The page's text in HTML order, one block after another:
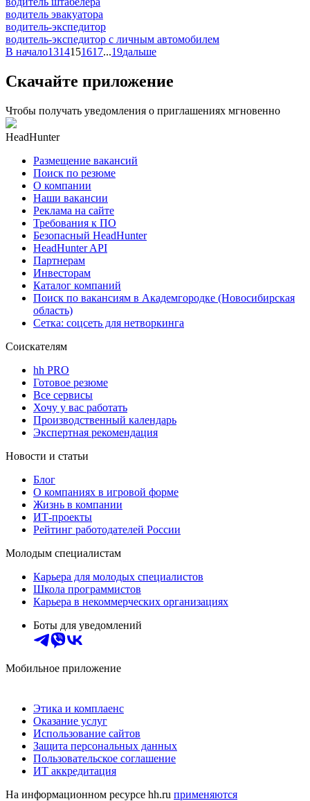
водитель эвакуатора
водитель-экспедитор
водитель-экспедитор c личным автомобилем
В начало1314151617...19дальше
Скачайте приложение
Чтобы получать уведомления о приглашениях мгновенно
HeadHunter
Размещение вакансий
Поиск по резюме
О компании
Наши вакансии
Реклама на сайте
Требования к ПО
Безопасный HeadHunter
HeadHunter API
Партнерам
Инвесторам
Каталог компаний
Поиск по вакансиям в Академгородке (Новосибирская
область)
Сетка: соцсеть для нетворкинга
Соискателям
hh PRO
Готовое резюме
Все сервисы
Хочу у вас работать
Производственный календарь
Экспертная рекомендация
Новости и статьи
Блог
О компаниях в игровой форме
Жизнь в компании
ИТ-проекты
Рейтинг работодателей России
Молодым специалистам
Карьера для молодых специалистов
Школа программистов
Карьера в некоммерческих организациях
Боты для уведомлений
Мобильное приложение
Этика и комплаенс
Оказание услуг
Использование сайтов
Защита персональных данных
Пользовательское соглашение
ИТ аккредитация
На информационном ресурсе hh.ru применяются